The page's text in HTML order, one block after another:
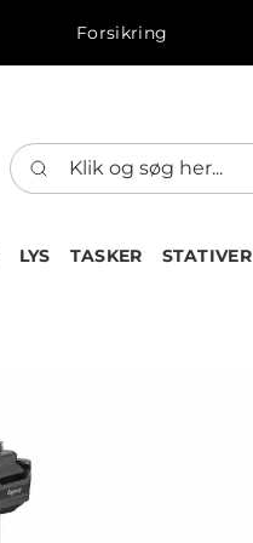
Forsikring
LYS TASKER STATIVER